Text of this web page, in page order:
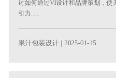
讨如何通过VI设计和品牌策划，使
引力......
果汁包装设计 | 2025-01-15